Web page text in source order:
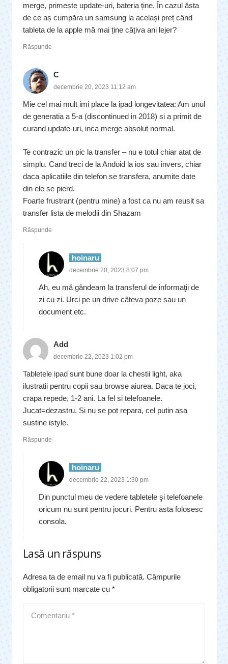
merge, primește update-uri, bateria ține. În cazul ăsta
de ce aș cumpăra un samsung la același preț când
tableta de la apple mă mai ține câțiva ani lejer?
Răspunde
C
decembrie 20, 2023 11:12 am
Mie cel mai mult imi place la ipad longevitatea: Am unul
de generatia a 5-a (discontinued in 2018) si a primit de
curand update-uri, inca merge absolut normal.
Te contrazic un pic la transfer – nu e totul chiar atat de
simplu. Cand treci de la Andoid la ios sau invers, chiar
daca aplicatiile din telefon se transfera, anumite date
din ele se pierd.
Foarte frustrant (pentru mine) a fost ca nu am reusit sa
transfer lista de melodii din Shazam
Răspunde
hoinaru
decembrie 20, 2023 8:07 pm
Ah, eu mă gândeam la transferul de informaţii de
zi cu zi. Urci pe un drive câteva poze sau un
document etc.
Add
decembrie 22, 2023 1:02 pm
Tabletele ipad sunt bune doar la chestii light, aka
ilustratii pentru copii sau browse aiurea. Daca te joci,
crapa repede, 1-2 ani. La fel si telefoanele.
Jucat=dezastru. Si nu se pot repara, cel putin asa
sustine istyle.
Răspunde
hoinaru
decembrie 22, 2023 1:30 pm
Din punctul meu de vedere tabletele şi telefoanele
oricum nu sunt pentru jocuri. Pentru asta folosesc
consola.
Lasă un răspuns
Adresa ta de email nu va fi publicată. Câmpurile
obligatorii sunt marcate cu *